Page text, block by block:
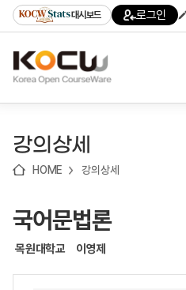
기
기
기
content)
가
대시보드 로그인
강의상세
HOME 강의상세
국어문법론
목원대학교 이영제